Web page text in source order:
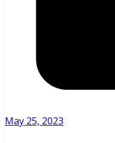
May 25, 2023